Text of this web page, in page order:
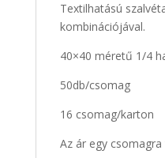
Textilhatású
kombinációjával.
40×40 méretű 1/4
50db/csomag
16 csomag/karton
Az ár egy